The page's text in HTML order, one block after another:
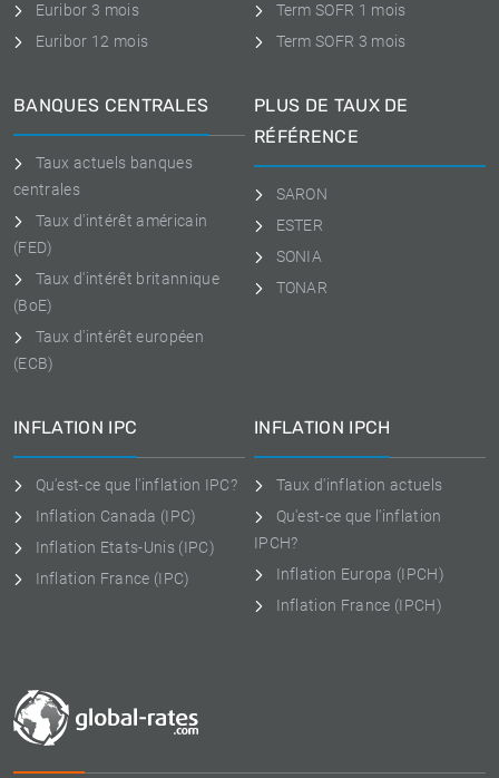
Euribor 3 mois
Euribor 12 mois
Term SOFR 1 mois
Term SOFR 3 mois
BANQUES CENTRALES
Taux actuels banques
centrales
Taux d'intérêt américain
(FED)
Taux d'intérêt britannique
(BoE)
Taux d'intérêt européen
(ECB)
PLUS DE TAUX DE
RÉFÉRENCE
SARON
ESTER
SONIA
TONAR
INFLATION IPC
Qu'est-ce que l'inflation IPC?
Inflation Canada (IPC)
Inflation Etats-Unis (IPC)
Inflation France (IPC)
INFLATION IPCH
Taux d'inflation actuels
Qu'est-ce que l'inflation
IPCH?
Inflation Europa (IPCH)
Inflation France (IPCH)